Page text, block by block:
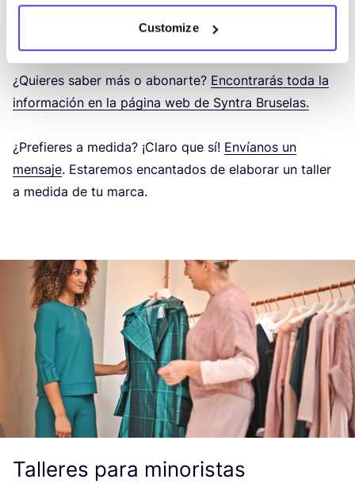
Customize
pro­pia expe­rien­cia y uti­li­zan­do muchos ejem­plos
¿Quie­res saber más o abo­nar­te? Encon­tra­rás toda la
infor­ma­ción en la pági­na web de Syn­tra Bru­se­las.
¿Pre­fie­res a medi­da? ¡Cla­ro que sí! Envía­nos un
men­sa­je. Esta­re­mos encan­ta­dos de ela­bo­rar un taller
a medi­da de tu marca.
Talleres para minoristas